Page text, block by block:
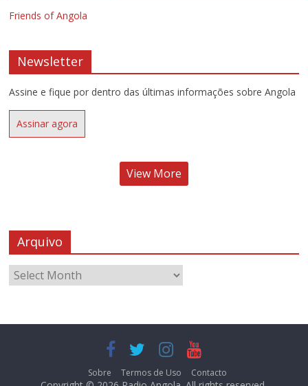
Friends of Angola
Newsletter
Assine e fique por dentro das últimas informações sobre Angola
Assinar agora
View More
Arquivo
Sobre Termos de Uso Contacto